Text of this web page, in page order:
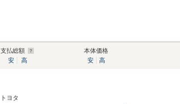
支払総額
安
高
本体価格
安
高
トヨタ